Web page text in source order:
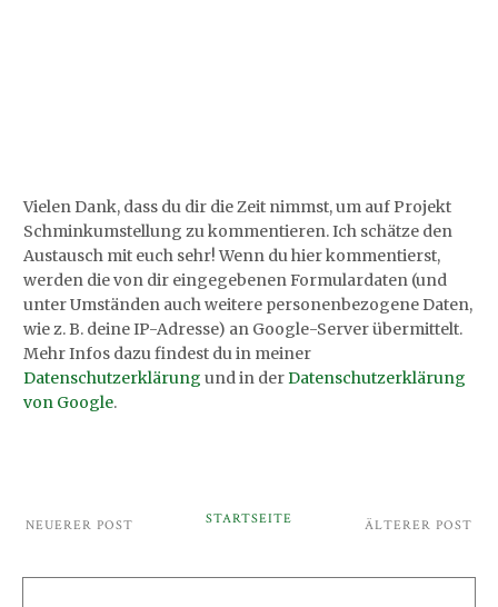
Vielen Dank, dass du dir die Zeit nimmst, um auf Projekt
Schminkumstellung zu kommentieren. Ich schätze den
Austausch mit euch sehr! Wenn du hier kommentierst,
werden die von dir eingegebenen Formulardaten (und
unter Umständen auch weitere personenbezogene Daten,
wie z. B. deine IP-Adresse) an Google-Server übermittelt.
Mehr Infos dazu findest du in meiner
Datenschutzerklärung und in derDatenschutzerklärung
von Google.
NEUERER POST ÄLTERER POST
STARTSEITE